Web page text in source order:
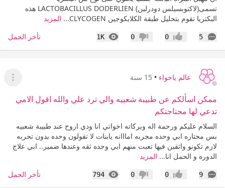
تسمى(لاكتوبسيلس دودرلين) LACTOBACILLUS DODERLIEN هذه
البكتريا تقوم بتحليل طبقة الكلايكوجين CLYCOGEN...
المزيد
5
التعليقات إعجاب0 عدم إعجاب
0
1K
المشاهدات تأخر الحمل
عالم ياحواء • 15 سنة
عرض
ممكن اسألكم عن طبيبة شعبيه والي ترد علي والله اقول الامي
تدعي لها محتاجتكم
السلام عليكم ورحمة اله وبركاته اخواتي انا ودي اروح عند طبيبة شعبيه
بس محتاره ابي وحده مجربه امااانه يابنات لا تقولون وحده بدون تجربه
لازم تكونو واثقين فيها تعبت منهم ابي وحده ثقه وعندها ضمير.. ابي علاج
الدوره و الحمل انا... المزيد
9
التعليقات إعجاب0 عدم إعجاب
0
794
المشاهدات تأخر الحمل